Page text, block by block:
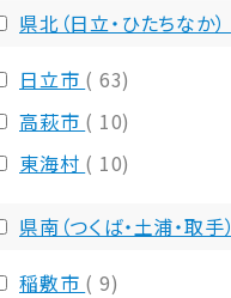
県北（日立・ひたちなか）
日立市 ( 63)
高萩市 ( 10)
東海村 ( 10)
県南（つくば・土浦・取手）
稲敷市 ( 9)